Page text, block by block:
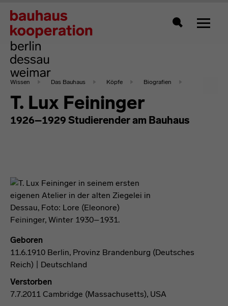
Zeigt
Wissen Das Bauhaus Köpfe Biografien
T. Lux Feininger
1926–1929 Studierender am Bauhaus
Geboren
11.6.1910 Berlin, Provinz Brandenburg (Deutsches
Reich) | Deutschland
Verstorben
7.7.2011 Cambridge (Massachusetts), USA